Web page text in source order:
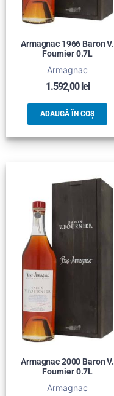
Armagnac 1966 Baron V.
Fournier 0.7L
Armagnac
1.592,00lei
ADAUGĂ ÎN COȘ
Armagnac 2000 Baron V.
Fournier 0.7L
Armagnac